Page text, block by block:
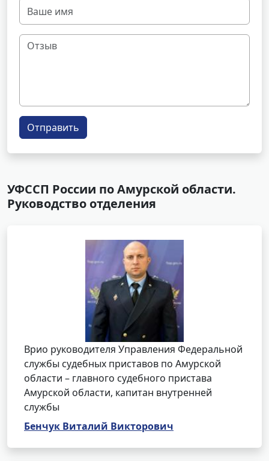
Отправить
УФССП России по Амурской области.
Руководство отделения
Врио руководителя Управления Федеральной
службы судебных приставов по Амурской
области – главного судебного пристава
Амурской области, капитан внутренней
службы
Бенчук Виталий Викторович